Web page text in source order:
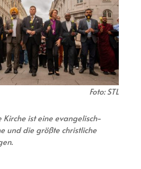
Foto: STL
Kirche ist eine evangelisch-
und die größte christliche